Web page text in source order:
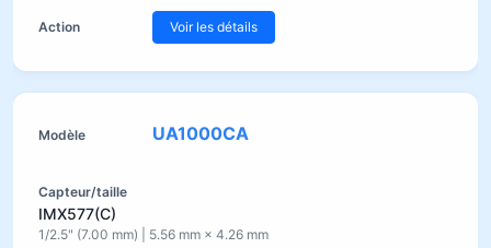
Voir les détails
UA1000CA
IMX577(C)
1/2.5" (7.00 mm) | 5.56 mm × 4.26 mm